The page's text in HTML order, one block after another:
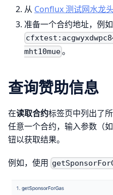
从 Conflux 测试网水龙
准备一个合约地址，例如
mht10mue。
查询赞助信息
在读取合约标签页中列出了
任意一个合约，输入参数（
钮以获取结果。
例如，使用